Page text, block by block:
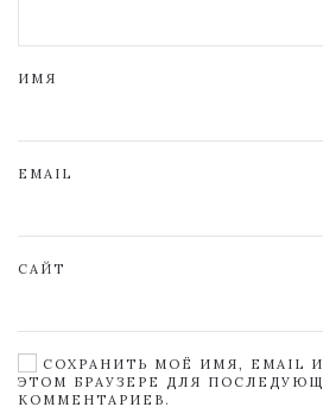
ИМЯ
EMAIL
САЙТ
СОХРАНИТЬ МОЁ ИМЯ, EMAIL
ЭТОМ БРАУЗЕРЕ ДЛЯ
КОММЕНТАРИЕВ.